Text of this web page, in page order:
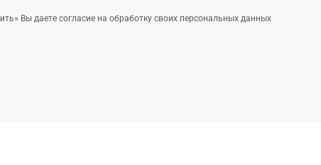
Вы даете согласие на обработку своих персональных данных